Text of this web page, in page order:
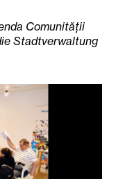
Comunității
Stadtverwaltung